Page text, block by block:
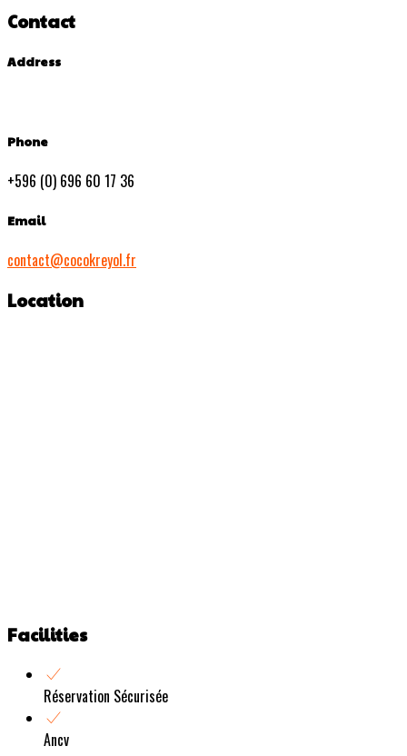
Contact
Address
Phone
+596 (0) 696 60 17 36
Email
contact@cocokreyol.fr
Location
Facilities
Réservation Sécurisée
Ancv